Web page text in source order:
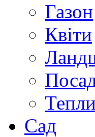
Газон
Квіти
Сад